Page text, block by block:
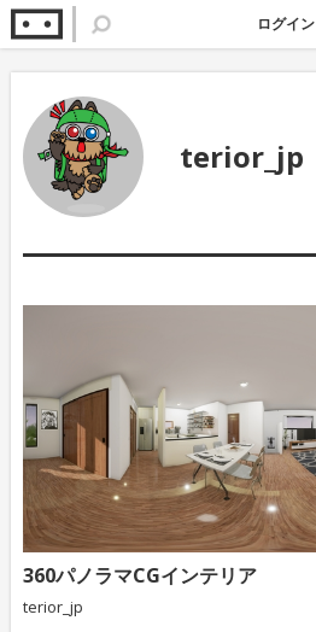
ログイン
terior_jp
360パノラマCGインテリア
terior_jp